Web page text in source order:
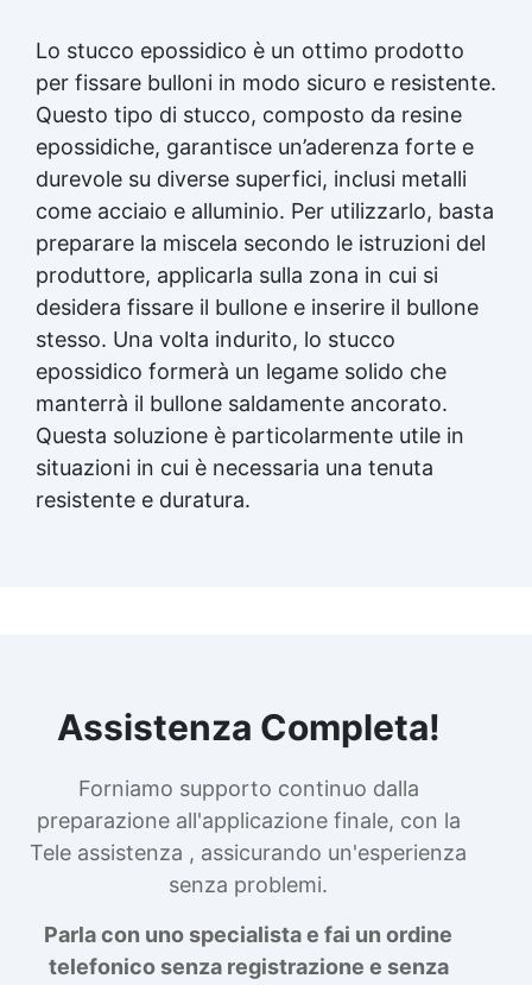
Lo stucco epossidico è un ottimo prodotto
per fissare bulloni in modo sicuro e resistente.
Questo tipo di stucco, composto da resine
epossidiche, garantisce un’aderenza forte e
durevole su diverse superfici, inclusi metalli
come acciaio e alluminio. Per utilizzarlo, basta
preparare la miscela secondo le istruzioni del
produttore, applicarla sulla zona in cui si
desidera fissare il bullone e inserire il bullone
stesso. Una volta indurito, lo stucco
epossidico formerà un legame solido che
manterrà il bullone saldamente ancorato.
Questa soluzione è particolarmente utile in
situazioni in cui è necessaria una tenuta
resistente e duratura.
Assistenza Completa!
Forniamo supporto continuo dalla
preparazione all'applicazione finale, con la
Tele assistenza , assicurando un'esperienza
senza problemi.
Parla con uno specialista e fai un ordine
telefonico senza registrazione e senza